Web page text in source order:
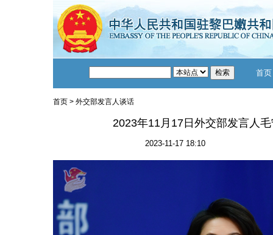
首页
首页> 外交部发言人谈话
2023年11月17日外交部发言人
2023-11-17 18:10